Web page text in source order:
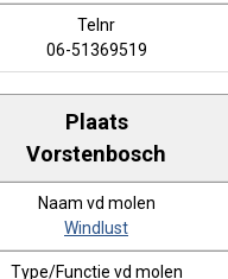
06-51369519
Vorstenbosch
Windlust